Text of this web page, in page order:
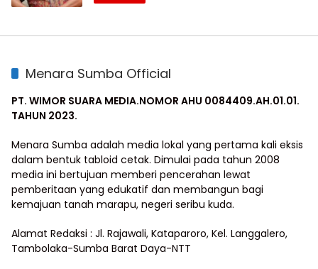
Menara Sumba Official
PT. WIMOR SUARA MEDIA.NOMOR AHU 0084409.AH.01.01.
TAHUN 2023.
Menara Sumba adalah media lokal yang pertama kali eksis
dalam bentuk tabloid cetak. Dimulai pada tahun 2008
media ini bertujuan memberi pencerahan lewat
pemberitaan yang edukatif dan membangun bagi
kemajuan tanah marapu, negeri seribu kuda.
Alamat Redaksi : Jl. Rajawali, Kataparoro, Kel. Langgalero,
Tambolaka-Sumba Barat Daya-NTT